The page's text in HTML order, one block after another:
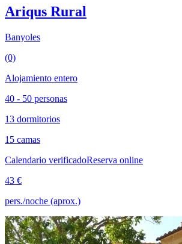
Ariqus Rural
Banyoles
(0)
Alojamiento entero
40 - 50 personas
13 dormitorios
15 camas
Calendario verificadoReserva online
43 €
pers./noche (aprox.)